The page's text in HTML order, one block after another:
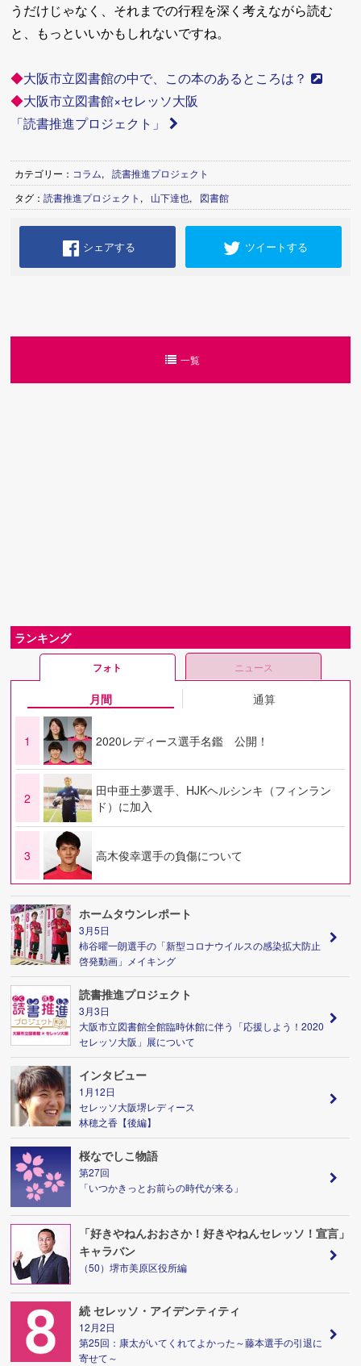
うだけじゃなく、それまでの行程を深く考えながら読む
と、もっといいかもしれないですね。
◆大阪市立図書館の中で、この本のあるところは？
◆大阪市立図書館×セレッソ大阪
「読書推進プロジェクト」
カテゴリー： コラム,
読書推進プロジェクト
タグ：読書推進プロジェクト , 山下達也, 図書館
シェアする ツイートする
一覧
ランキング
フォト ニュース
月間 通算
1 2020レディース選手名鑑 公開！
2
田中亜土夢選手、HJKヘルシンキ（フィンラン
ド）に加入
3 高木俊幸選手の負傷について
ホームタウンレポート
3月5日
柿谷曜一朗選手の「新型コロナウイルスの感染拡大防止
啓発動画」メイキング
読書推進プロジェクト
3月3日
大阪市立図書館全館臨時休館に伴う「応援しよう！2020
セレッソ大阪」展について
インタビュー
1月12日
セレッソ大阪堺レディース
林穂之香【後編】
桜なでしこ物語
第27回
「いつかきっとお前らの時代が来る」
「好きやねんおおさか！好きやねんセレッソ！宣言」
キャラバン
（50）堺市美原区役所編
続 セレッソ・アイデンティティ
12月2日
第25回：康太がいてくれてよかった～藤本選手の引退に
寄せて～